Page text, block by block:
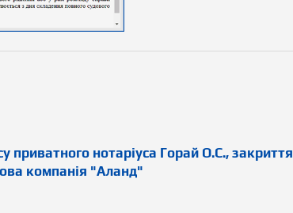
приватного нотаріуса Горай О.С., закриття
компанія "Аланд"